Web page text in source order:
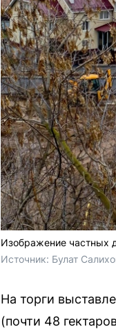
Изображение частных
Источник: Булат
На торги
(почти 48